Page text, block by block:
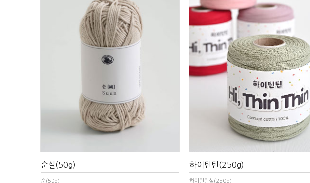
순실(50g)
순(50g)
하이틴틴(250g)
하이틴틴실(250g)